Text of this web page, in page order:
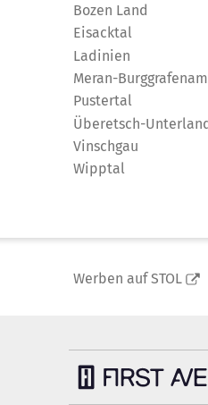
Bozen Land
Eisacktal
Ladinien
Meran-
Pustertal
Überetsch-
Vinschgau
Wipptal
Werben auf STOL